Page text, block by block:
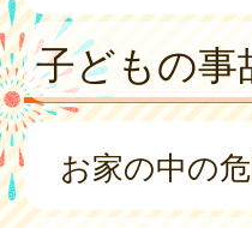
子どもの事
お家の中の